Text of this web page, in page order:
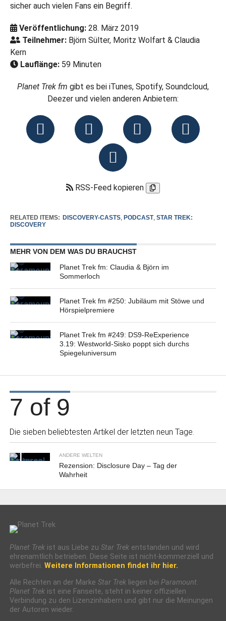
sicher auch vielen Fans ein Begriff.
Veröffentlichung:28. März 2019
Teilnehmer:Björn Sülter, Moritz Wolfart & Claudia
Kern
Lauflänge: 59 Minuten
Planet Trek fm gibt es bei iTunes, Spotify, Soundcloud,
Deezer und vielen anderen Anbietern:
RSS-Feed kopieren
RELATED ITEMS: DISCOVERY-CASTS, PODCAST, STAR TREK:
DISCOVERY
MEHR VON DEM WAS DU BRAUCHST
Planet Trek fm: Claudia & Björn im
Sommerloch
Planet Trek fm #250: Jubiläum mit Stöwe und
Hörspielpremiere
Planet Trek fm #249: DS9-ReExperience
3.19: Westworld-Sisko poppt sich durchs
Spiegeluniversum
7 of 9
Die sieben beliebtesten Artikel der letzten neun Tage.
ANDERE WELTEN
Rezension: Disclosure Day – Tag der
Wahrheit
Planet Trekist aus Liebe zu Star Trekentstanden und wird
ehrenamtlich betrieben. Diese Seite ist nicht-kommerziell und
werbefrei. Weitere Informationen findet ihr hier.
Alle Rechten an der Marke Star Trekliegen bei Paramount.
Planet Trekist eine Fanseite, steht in keiner offiziellen
Verbindung zu den Lizenzinhabern und gibt nur die Meinungen
der Autoren wieder.